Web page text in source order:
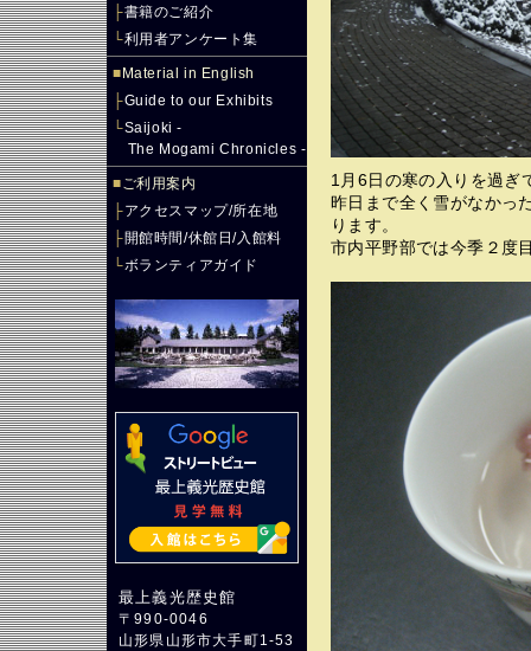
├書籍のご紹介
└利用者アンケート集
■ Material in English
├Guide to our Exhibits
└Saijoki -
The Mogami Chronicles -
■ご利用案内
├アクセスマップ/所在地
├開館時間/休館日/入館料
└ボランティアガイド
最上義光歴史館
〒990-0046
山形県山形市大手町1-53
1月6日の寒の入りを過ぎ
昨日まで全く雪がなかっ
ります。
市内平野部では今季２度